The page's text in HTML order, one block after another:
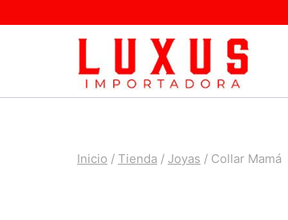
Inicio / Tienda / Joyas / Collar Mamá